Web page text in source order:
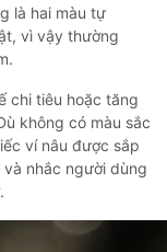
là hai màu tự
vì vậy thường
chi tiêu hoặc tăng
không có màu sắc
ví nâu được sắp
nhắc người dùng